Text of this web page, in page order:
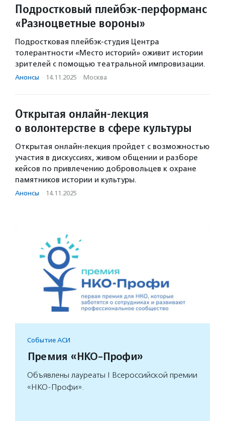
Подростковый плейбэк-перформанс
«Разноцветные вороны»
Подростковая плейбэк-студия Центра
толерантности «Место историй» оживит истории
зрителей с помощью театральной импровизации.
Анонсы · 14.11.2025 · Москва
Открытая онлайн-лекция
о волонтерстве в сфере культуры
Открытая онлайн-лекция пройдет с возможностью
участия в дискуссиях, живом общении и разборе
кейсов по привлечению добровольцев к охране
памятников истории и культуры.
Анонсы · 14.11.2025
Событие АСИ
Премия «НКО-Профи»
Объявлены лауреаты I Всероссийской премии
«НКО-Профи».